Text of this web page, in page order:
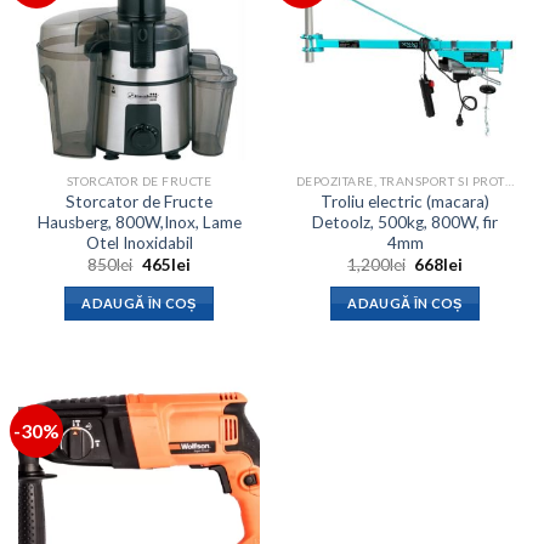
STORCATOR DE FRUCTE
Storcator de Fructe
Hausberg, 800W,Inox, Lame
Otel Inoxidabil
850lei Prețul
a
fost:
850lei.
465leiPrețul
este:
465lei.
ADAUGĂ ÎN COȘ
DEPOZITARE, TRANSPORT SI PROTECTIE
Troliu electric (macara)
Detoolz, 500kg, 800W, fir
4mm
1,200lei Prețul
a
fost:
1,200lei.
668lei
ADAUGĂ ÎN COȘ
-30%